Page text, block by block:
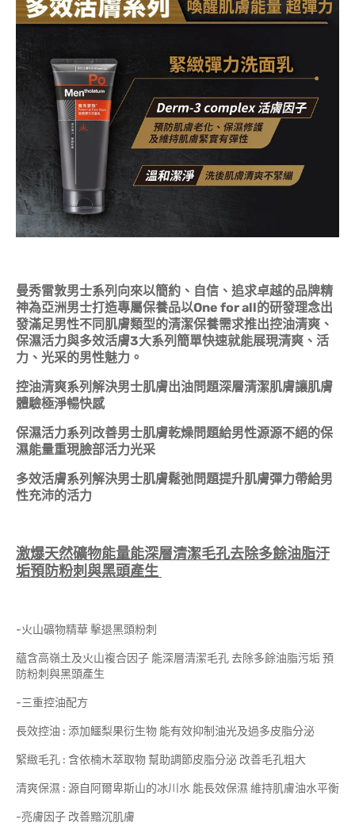
曼秀雷敦男士系列向來以簡約、自信、追求卓越的品牌精
神為亞洲男士打造專屬保養品以One forall的研發理念出
發滿足男性不同肌膚類型的清潔保養需求推出控油清爽、
保濕活力與多效活膚3大系列簡單快速就能展現清爽、活
力、光采的男性魅力。
控油清爽系列解決男士肌膚出油問題深層清潔肌膚讓肌膚
體驗極淨暢快感
保濕活力系列改善男士肌膚乾燥問題給男性源源不絕的保
濕能量重現臉部活力光采
多效活膚系列解決男士肌膚鬆弛問題提升肌膚彈力帶給男
性充沛的活力
激爆天然礦物能量能深層清潔毛孔去除多餘油脂汙
垢預防粉刺與黑頭產生
-火山礦物精華 擊退黑頭粉刺
蘊含高嶺土及火山複合因子 能深層清潔毛孔 去除多餘油脂污垢 預
防粉刺與黑頭產生
-三重控油配方
長效控油 : 添加鱷梨果衍生物 能有效抑制油光及過多皮脂分泌
緊緻毛孔 : 含依楠木萃取物 幫助調節皮脂分泌 改善毛孔粗大
清爽保濕 : 源自阿爾卑斯山的冰川水 能長效保濕 維持肌膚油水平衡
-亮膚因子 改善黯沉肌膚